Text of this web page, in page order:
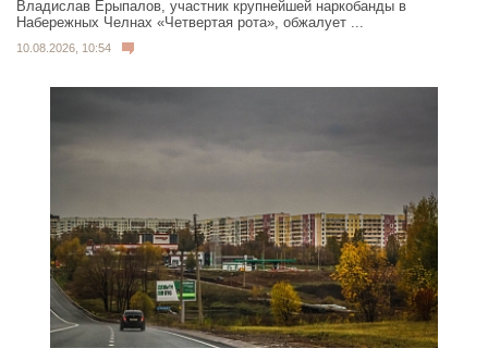
Владислав Ерыпалов, участник крупнейшей наркобанды в
Набережных Челнах «Четвертая рота», обжалует ...
10.08.2026, 10:54